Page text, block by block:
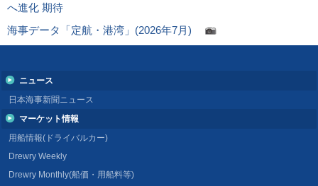
へ進化 期待
海事データ「定航・港湾」(2026年7月)
ニュース
日本海事新聞ニュース
マーケット情報
用船情報(ドライバルカー)
Drewry Weekly
Drewry Monthly(船価・用船料等)